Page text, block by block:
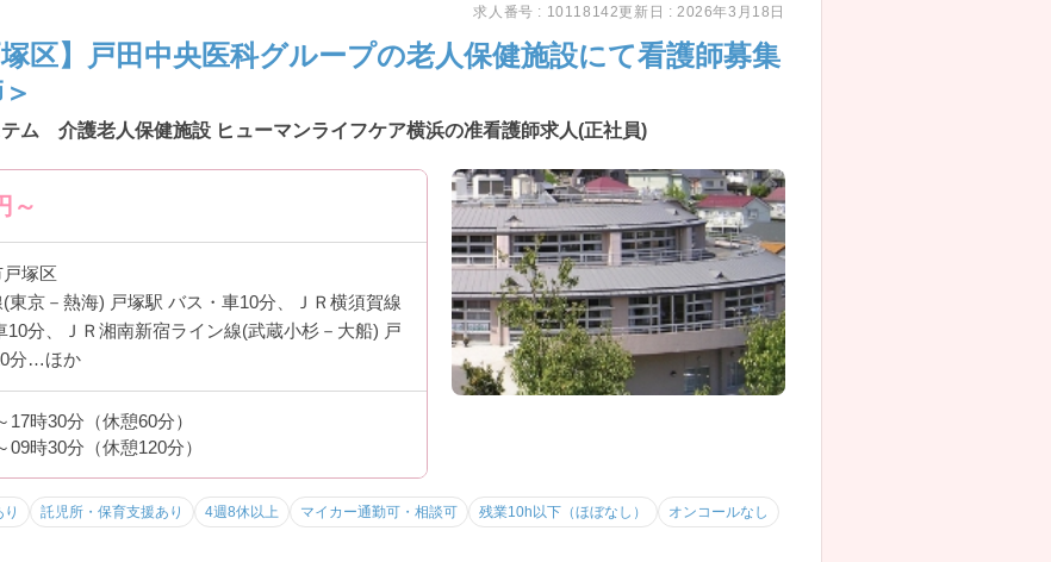
求人番号 : 10118142更新日 : 2026年3月18日
塚区】戸田中央医科グループの老人保健施設にて看護師募集
ム 介護老人保健施設 ヒューマンライフケア横浜の准看護師求人(正社員)
～
塚区
(東京－熱海) 戸塚駅 バス・車10分、ＪＲ横須賀線
10分、ＪＲ湘南新宿ライン線(武蔵小杉－大船) 戸
分…ほか
17時30分（休憩60分）
09時30分（休憩120分）
託児所・保育支援あり 4週8休以上 マイカー通勤可・相談可 残業10h以下（ほぼなし）
オンコールなし